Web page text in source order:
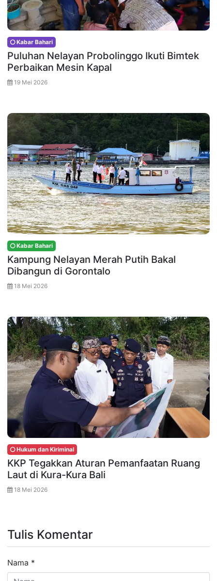
Kabar Bahari
Puluhan Nelayan Probolinggo Ikuti Bimtek
Perbaikan Mesin Kapal
19 Mei 2026
Kabar Bahari
Kampung Nelayan Merah Putih Bakal
Dibangun di Gorontalo
18 Mei 2026
Hukum dan Kiriminal
KKP Tegakkan Aturan Pemanfaatan Ruang
Laut di Kura-Kura Bali
18 Mei 2026
Tulis Komentar
Nama *